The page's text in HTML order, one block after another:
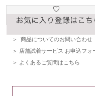
商品についてのお問い合わせ
店舗試着サービス お申込フォ
よくあるご質問はこちら